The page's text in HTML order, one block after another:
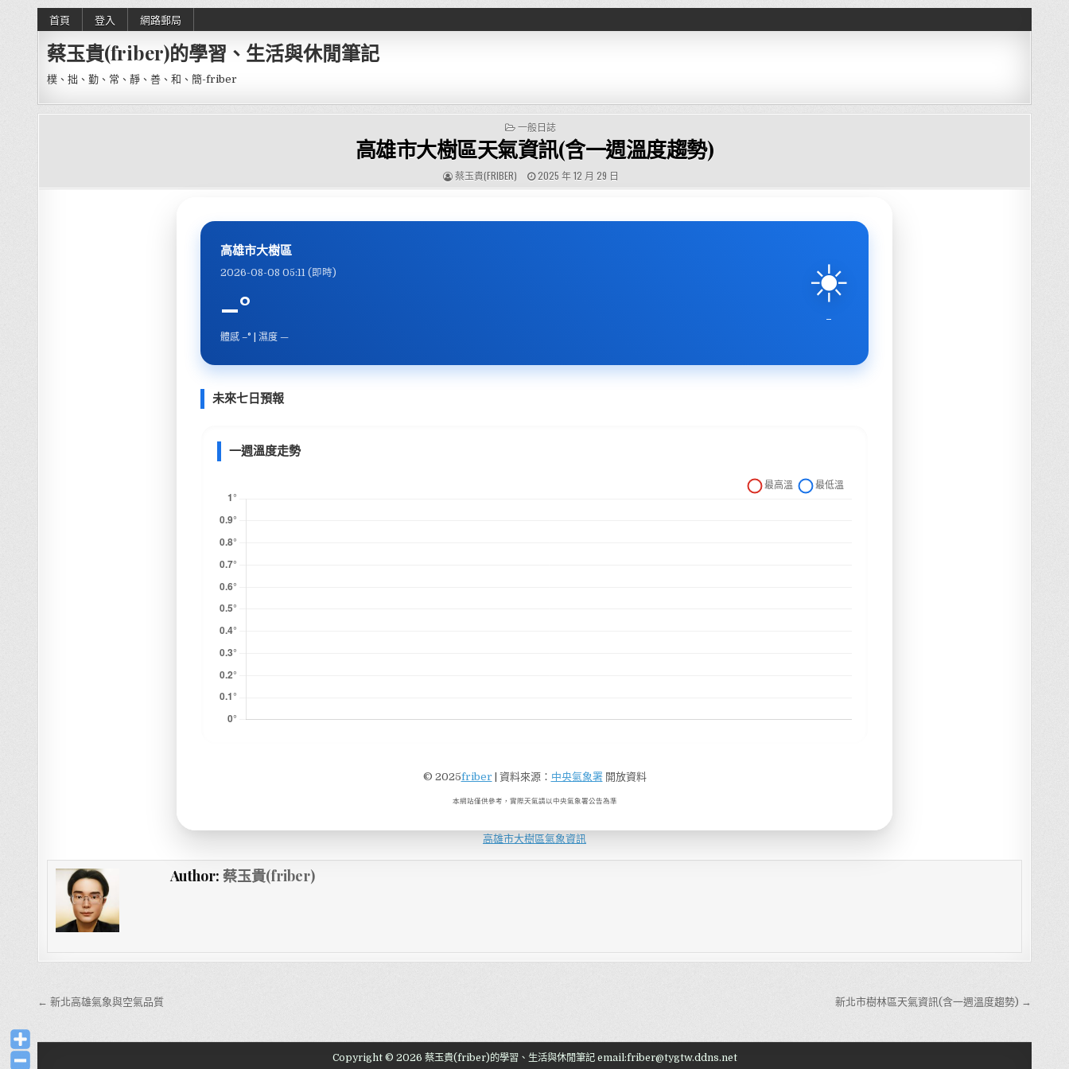
Skip to content
首頁 登入 網路郵局
蔡玉貴(friber)的學習、生活與休閒筆記
樸、拙、勤、常、靜、善、和、簡-friber
POSTED IN
一般日誌
高雄市大樹區天氣資訊(含一週溫度趨勢)
AUTHOR:
蔡玉貴(FRIBER) PUBLISHED DATE:
2025 年 12 月 29 日
高雄市大樹區
2026-08-08 05:11 (即時)
–°
體感 –° | 濕度 —
☀️
–
未來七日預報
一週溫度走勢
© 2025friber | 資料來源： 中央氣象署開放資料
本網站僅供參考，實際天氣請以中央氣象署公告為準
高雄市大樹區氣象資訊
Author:蔡玉貴(friber)
文章導覽 新北市樹林區天氣資訊(含一週溫度趨勢) →
← 新北高雄氣象與空氣品質
Copyright © 2026 蔡玉貴(friber)的學習、生活與休閒筆記 email:friber@tygtw.ddns.net